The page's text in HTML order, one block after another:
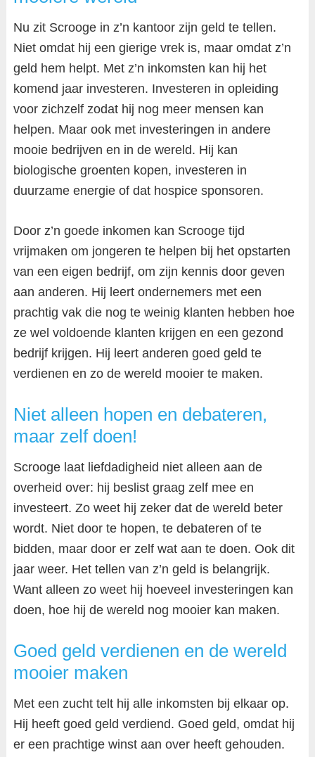
Nu zit Scrooge in z’n kantoor zijn geld te tellen.
Niet omdat hij een gierige vrek is, maar omdat z’n
geld hem helpt. Met z’n inkomsten kan hij het
komend jaar investeren. Investeren in opleiding
voor zichzelf zodat hij nog meer mensen kan
helpen. Maar ook met investeringen in andere
mooie bedrijven en in de wereld. Hij kan
biologische groenten kopen, investeren in
duurzame energie of dat hospice sponsoren.
Door z’n goede inkomen kan Scrooge tijd
vrijmaken om jongeren te helpen bij het opstarten
van een eigen bedrijf, om zijn kennis door geven
aan anderen. Hij leert ondernemers met een
prachtig vak die nog te weinig klanten hebben hoe
ze wel voldoende klanten krijgen en een gezond
bedrijf krijgen. Hij leert anderen goed geld te
verdienen en zo de wereld mooier te maken.
Niet alleen hopen en debateren,
maar zelf doen!
Scrooge laat liefdadigheid niet alleen aan de
overheid over: hij beslist graag zelf mee en
investeert. Zo weet hij zeker dat de wereld beter
wordt. Niet door te hopen, te debateren of te
bidden, maar door er zelf wat aan te doen. Ook dit
jaar weer. Het tellen van z’n geld is belangrijk.
Want alleen zo weet hij hoeveel investeringen kan
doen, hoe hij de wereld nog mooier kan maken.
Goed geld verdienen en de wereld
mooier maken
Met een zucht telt hij alle inkomsten bij elkaar op.
Hij heeft goed geld verdiend. Goed geld, omdat hij
er een prachtige winst aan over heeft gehouden.